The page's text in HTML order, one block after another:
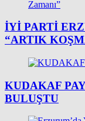
İYİ PARTI
“ARTIK
KUDAKAF
BULUŞTU